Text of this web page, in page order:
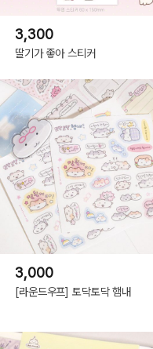
3,300
딸기가 좋아 스티커
3,000
[라운드우프] 토닥토닥 햄내